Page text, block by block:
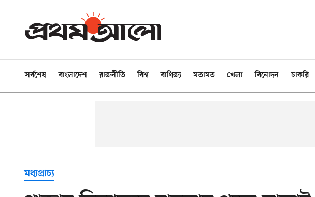
সর্বশেষ বাংলাদেশ রাজনীতি বিশ্ব বাণিজ্য মতামত খেলা বিনোদন চাকরি
মধ্যপ্রাচ্য